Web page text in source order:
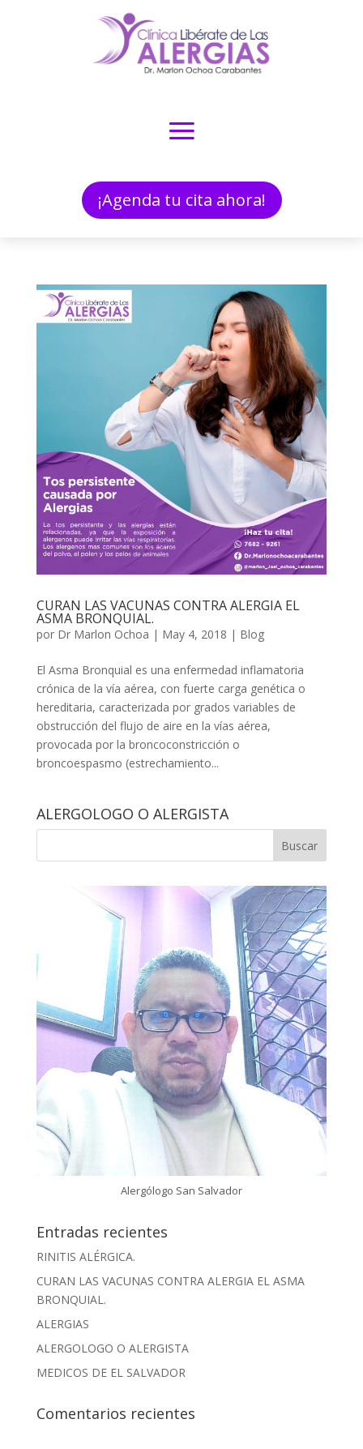
¡Agenda tu cita ahora!
CURAN LAS VACUNAS CONTRA ALERGIA EL
ASMA BRONQUIAL.
por Dr Marlon Ochoa | May 4, 2018 | Blog
El Asma Bronquial es una enfermedad inflamatoria
crónica de la vía aérea, con fuerte carga genética o
hereditaria, caracterizada por grados variables de
obstrucción del flujo de aire en la vías aérea,
provocada por la broncoconstricción o
broncoespasmo (estrechamiento...
ALERGOLOGO O ALERGISTA
Alergólogo San Salvador
Entradas recientes
RINITIS ALÉRGICA.
CURAN LAS VACUNAS CONTRA ALERGIA EL ASMA
BRONQUIAL.
ALERGIAS
ALERGOLOGO O ALERGISTA
MEDICOS DE EL SALVADOR
Comentarios recientes